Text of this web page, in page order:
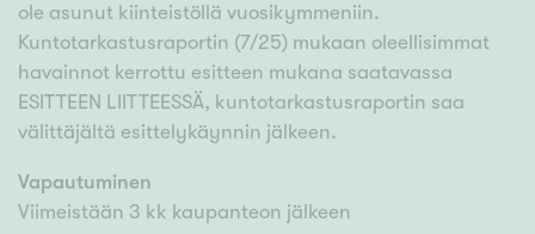
ole asunut kiinteistöllä vuosikymmeniin.
Kuntotarkastusraportin (7/25) mukaan oleellisimmat
havainnot kerrottu esitteen mukana saatavassa
ESITTEEN LIITTEESSÄ, kuntotarkastusraportin saa
välittäjältä esittelykäynnin jälkeen.
Vapautuminen
Viimeistään 3 kk kaupanteon jälkeen